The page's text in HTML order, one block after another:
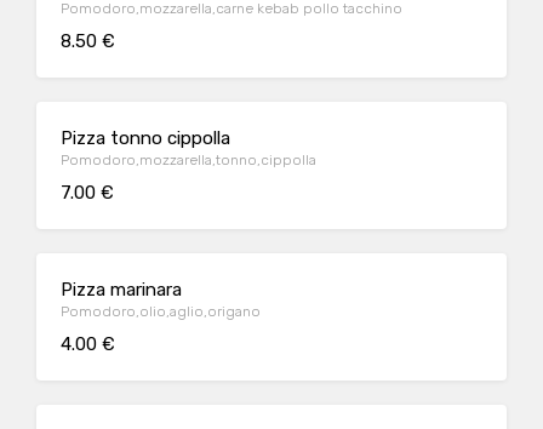
Pomodoro,mozzarella,carne kebab pollo tacchino
8.50 €
Pizza tonno cippolla
Pomodoro,mozzarella,tonno,cippolla
7.00 €
Pizza marinara
Pomodoro,olio,aglio,origano
4.00 €